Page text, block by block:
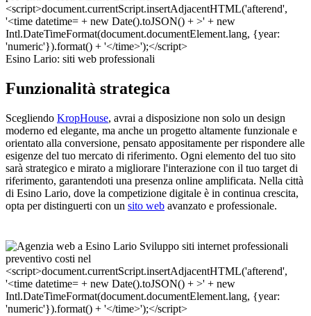
Esino Lario: siti web professionali
Funzionalità strategica
Scegliendo KropHouse, avrai a disposizione non solo un design
moderno ed elegante, ma anche un progetto altamente funzionale e
orientato alla conversione, pensato appositamente per rispondere alle
esigenze del tuo mercato di riferimento. Ogni elemento del tuo sito
sarà strategico e mirato a migliorare l'interazione con il tuo target di
riferimento, garantendoti una presenza online amplificata. Nella città
di Esino Lario, dove la competizione digitale è in continua crescita,
opta per distinguerti con un sito web avanzato e professionale.